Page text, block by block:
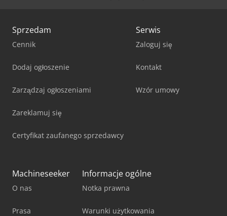
Sprzedam
Cennik
Dodaj ogłoszenie
Zarządzaj ogłoszeniami
Zareklamuj się
Certyfikat zaufanego sprzedawcy
Serwis
Zaloguj się
Kontakt
Wzór umowy
Machineseeker
O nas
Prasa
Informacje ogólne
Notka prawna
Warunki użytkowania